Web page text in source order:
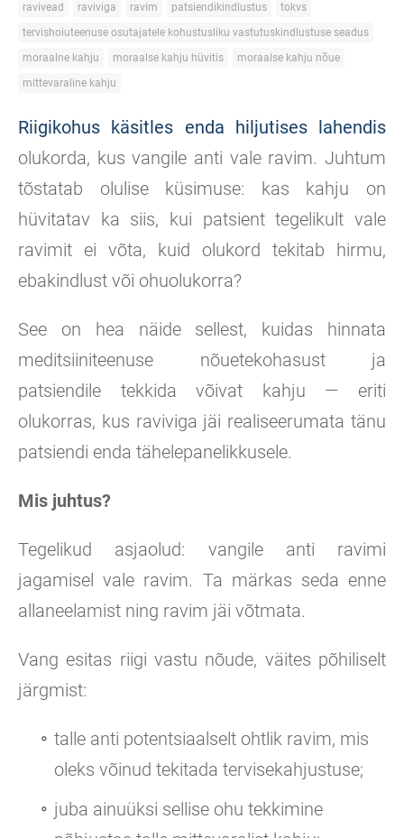
ravivead raviviga ravim patsiendikindlustus
tokvs
tervishoiuteenuse osutajatele kohustusliku vastutuskindlustuse seadus
moraalne kahju
moraalse kahju hüvitis
moraalse kahju nõue
mittevaraline kahju
Riigikohus käsitles enda hiljutises lahendis
olukorda, kus vangile anti vale ravim. Juhtum
tõstatab olulise küsimuse: kas kahju on
hüvitatav ka siis, kui patsient tegelikult vale
ravimit ei võta, kuid olukord tekitab hirmu,
ebakindlust või ohuolukorra?
See on hea näide sellest, kuidas hinnata
meditsiiniteenuse nõuetekohasust ja
patsiendile tekkida võivat kahju — eriti
olukorras, kus raviviga jäi realiseerumata tänu
patsiendi enda tähelepanelikkusele.
Mis juhtus?
Tegelikud asjaolud: vangile anti ravimi
jagamisel vale ravim. Ta märkas seda enne
allaneelamist ning ravim jäi võtmata.
Vang esitas riigi vastu nõude, väites põhiliselt
järgmist:
talle anti potentsiaalselt ohtlik ravim, mis
oleks võinud tekitada tervisekahjustuse;
juba ainuüksi sellise ohu tekkimine